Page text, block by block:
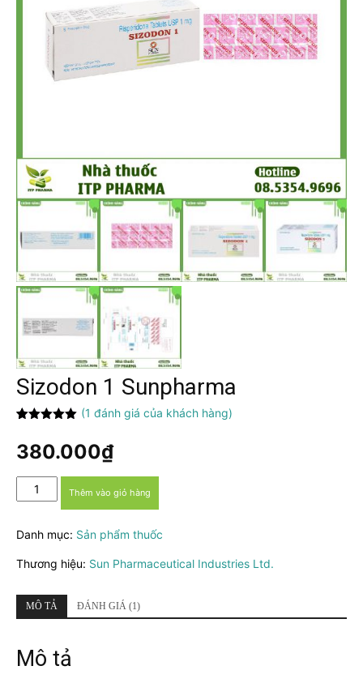
Sizodon 1 Sunpharma
dựa trên
đánh giá
(1 đánh giá của khách hàng)
380.000₫
Sizodon
1
số
Thêm vào giỏ hàng
Danh mục: Sản phẩm thuốc
Thương hiệu: Sun Pharmaceutical Industries Ltd.
MÔ TẢ ĐÁNH GIÁ (1)
Mô tả